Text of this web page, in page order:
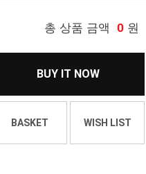
총 상품 금액 0 원
BUY IT NOW
BASKET WISH LIST